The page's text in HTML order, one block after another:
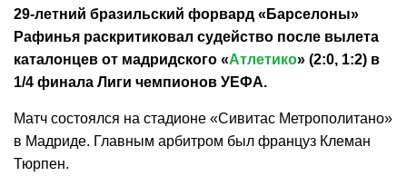
29-летний бразильский форвард «Барселоны»
Рафинья раскритиковал судейство после вылета
каталонцев от мадридского «Атлетико» (2:0, 1:2) в
1/4 финала Лиги чемпионов УЕФА.
Матч состоялся на стадионе «Сивитас Метрополитано»
в Мадриде. Главным арбитром был француз Клеман
Тюрпен.